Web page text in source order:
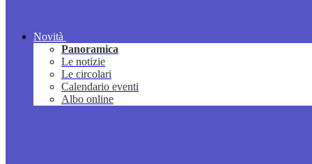
Novità
Panoramica
Le notizie
Le circolari
Calendario eventi
Albo online